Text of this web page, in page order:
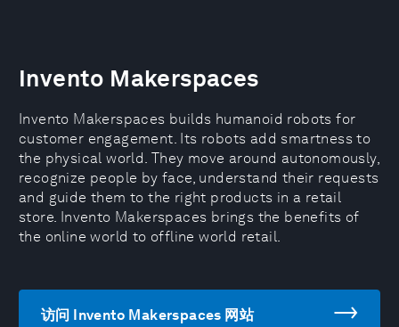
Invento Makerspaces
Invento Makerspaces builds humanoid robots for
customer engagement. Its robots add smartness to
the physical world. They move around autonomously,
recognize people by face, understand their requests
and guide them to the right products in a retail
store. Invento Makerspaces brings the benefits of
the online world to offline world retail.
访问 Invento Makerspaces 网站